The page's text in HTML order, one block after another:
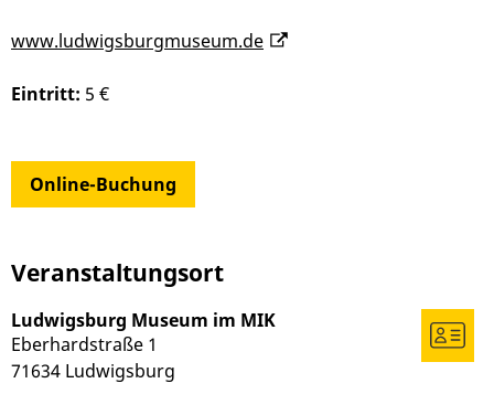
www.ludwigsburgmuseum.de
Eintritt: 5 €
Online-Buchung
Veranstaltungsort
Ludwigsburg Museum im MIK
Eberhardstraße 1
71634 Ludwigsburg